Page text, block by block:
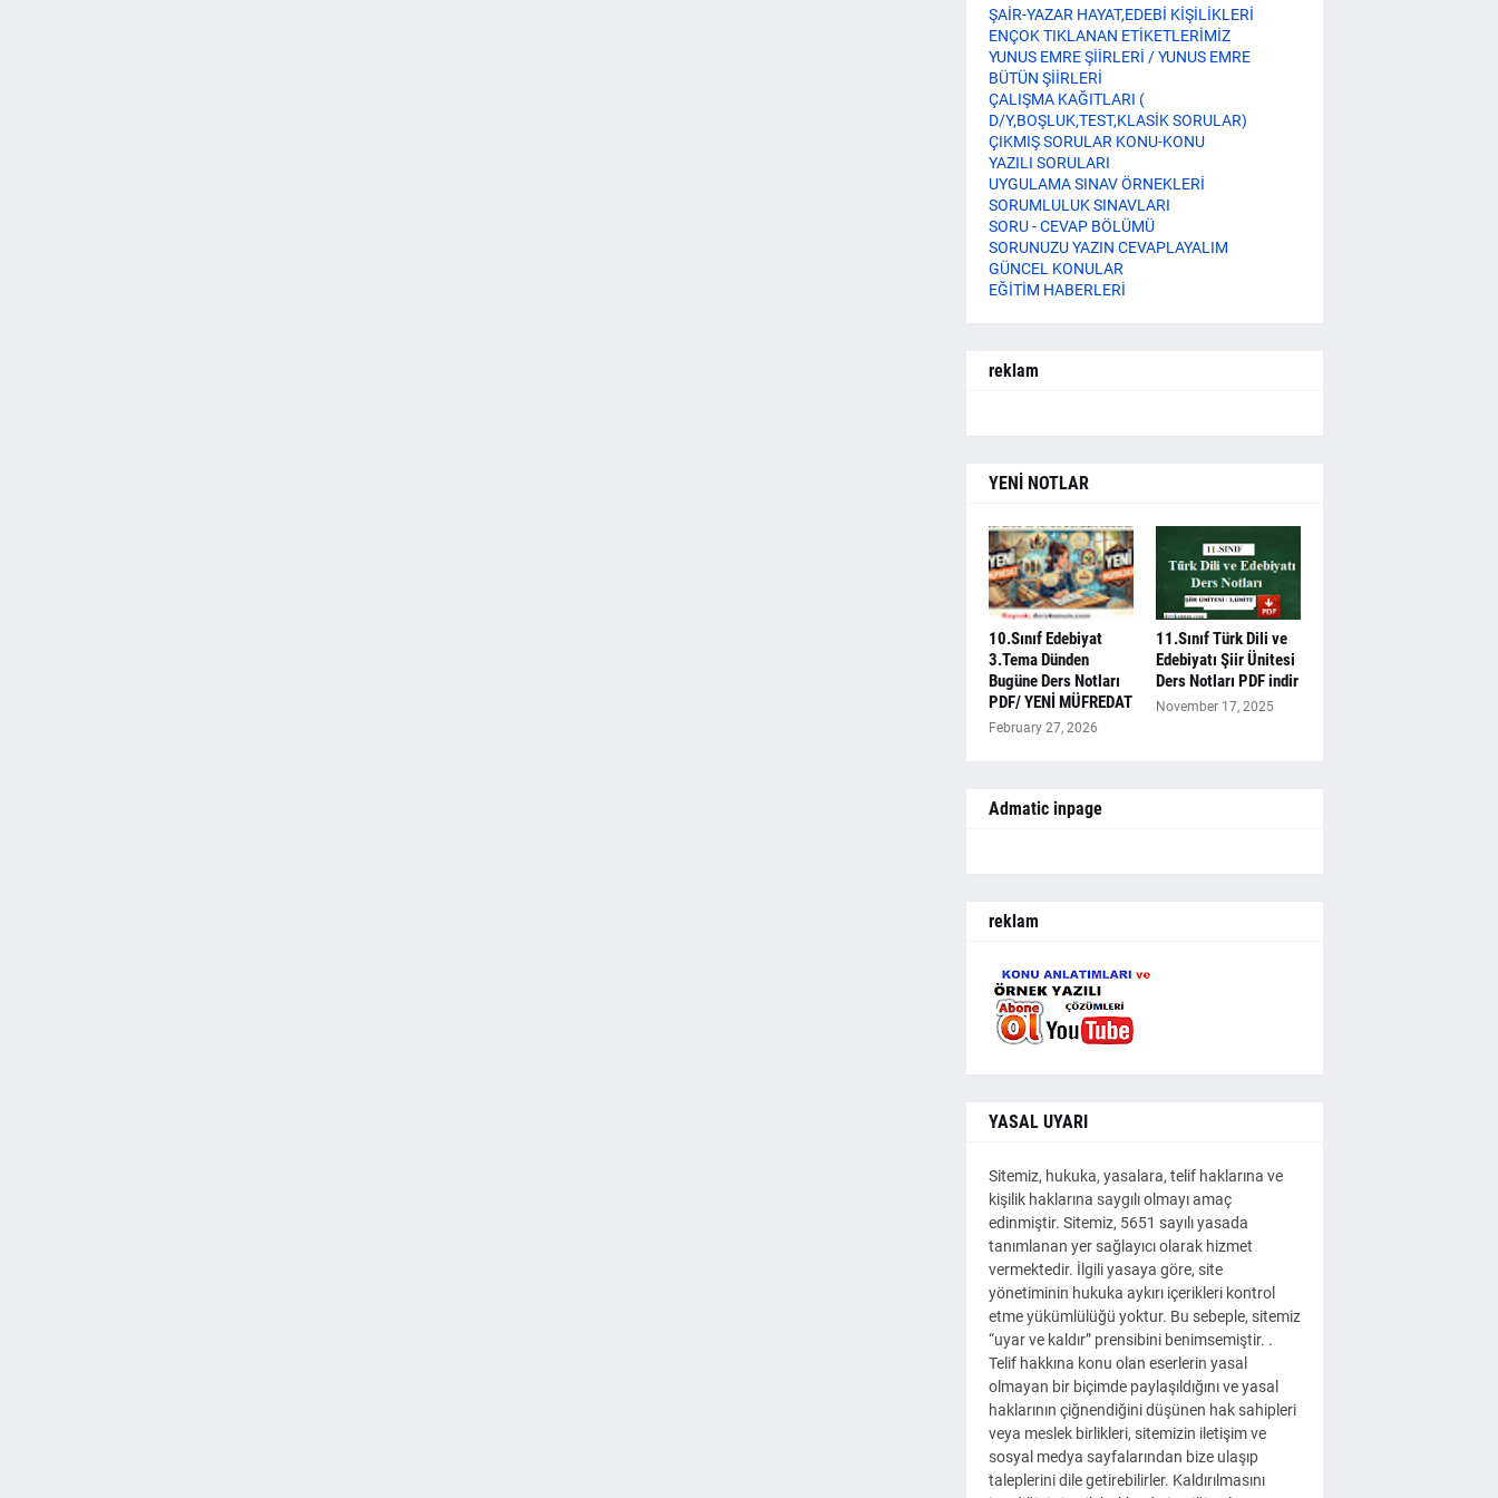
ŞAİR-YAZAR HAYAT,EDEBİ KİŞİLİKLERİ
ENÇOK TIKLANAN ETİKETLERİMİZ
YUNUS EMRE ŞİİRLERİ / YUNUS EMRE
BÜTÜN ŞİİRLERİ
ÇALIŞMA KAĞITLARI (
D/Y,BOŞLUK,TEST,KLASİK SORULAR)
ÇIKMIŞ SORULAR KONU-KONU
YAZILI SORULARI
UYGULAMA SINAV ÖRNEKLERİ
SORUMLULUK SINAVLARI
SORU - CEVAP BÖLÜMÜ
SORUNUZU YAZIN CEVAPLAYALIM
GÜNCEL KONULAR
EĞİTİM HABERLERİ
reklam
YENİ NOTLAR
10.Sınıf Edebiyat
3.Tema Dünden
Bugüne Ders Notları
PDF/ YENİ MÜFREDAT
February 27, 2026
11.Sınıf Türk Dili ve
Edebiyatı Şiir Ünitesi
Ders Notları PDF indir
November 17, 2025
Admatic inpage
reklam
YASAL UYARI
Sitemiz, hukuka, yasalara, telif haklarına ve
kişilik haklarına saygılı olmayı amaç
edinmiştir. Sitemiz, 5651 sayılı yasada
tanımlanan yer sağlayıcı olarak hizmet
vermektedir. İlgili yasaya göre, site
yönetiminin hukuka aykırı içerikleri kontrol
etme yükümlülüğü yoktur. Bu sebeple, sitemiz
“uyar ve kaldır” prensibini benimsemiştir. .
Telif hakkına konu olan eserlerin yasal
olmayan bir biçimde paylaşıldığını ve yasal
haklarının çiğnendiğini düşünen hak sahipleri
veya meslek birlikleri, sitemizin iletişim ve
sosyal medya sayfalarından bize ulaşıp
taleplerini dile getirebilirler. Kaldırılmasını